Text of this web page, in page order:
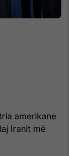
amerikane
Iranit më